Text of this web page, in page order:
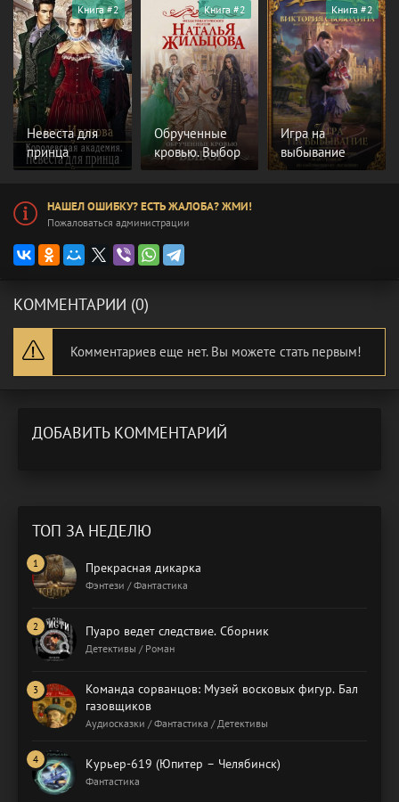
Невеста для
принца
Книга #2
Обрученные
кровью. Выбор
Книга #2
Игра на
выбывание
Книга #2
НАШЕЛ ОШИБКУ? ЕСТЬ ЖАЛОБА? ЖМИ!
Пожаловаться администрации
КОММЕНТАРИИ (0)
Комментариев еще нет. Вы можете стать первым!
ДОБАВИТЬ КОММЕНТАРИЙ
ТОП ЗА НЕДЕЛЮ
Прекрасная дикарка
Фэнтези / Фантастика
Пуаро ведет следствие. Сборник
Детективы / Роман
Команда сорванцов: Музей восковых фигур. Бал
газовщиков
Аудиосказки / Фантастика / Детективы
Курьер-619 (Юпитер – Челябинск)
Фантастика